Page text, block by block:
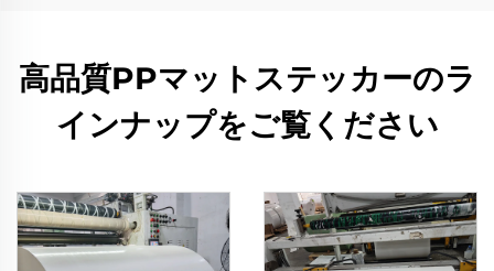
高品質PPマットステッカーのラ
インナップをご覧ください